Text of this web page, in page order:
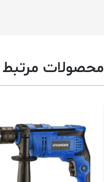
محصولات مرتبط